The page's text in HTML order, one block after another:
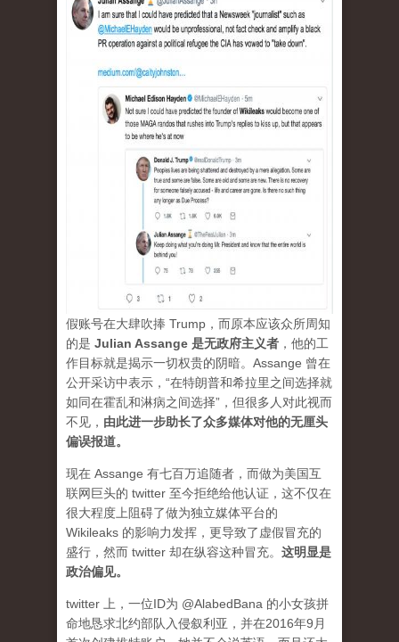
假账号在大肆吹捧 Trump，而原本应该众所周知
的是 Julian Assange 是无政府主义者 ，他的工
作目标就是揭示一切权贵的阴暗。Assange 曾在
公开采访中表示，“在特朗普和希拉里之间选择就
如同在霍乱和淋病之间选择”，但很多人对此视而
不见， 由此进一步助长了众多媒体对他的无厘头
偏误报道。
现在 Assange 有七百万追随者，而做为美国互
联网巨头的 twitter 至今拒绝给他认证，这不仅在
很大程度上阻碍了做为独立媒体平台的
Wikileaks 的影响力发挥，更导致了虚假冒充的
盛行，然而 twitter 却在纵容这种冒充。 这明显是
政治偏见。
twitter 上，一位ID为 @AlabedBana 的小女孩拼
命地恳求北约部队入侵叙利亚，并在2016年9月